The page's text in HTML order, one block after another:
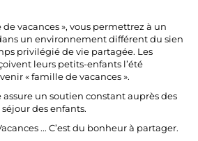
vacances », vous permettrez à un
un environnement différent du sien
privilégié de vie partagée. Les
leurs petits-enfants l’été
« famille de vacances ».
assure un soutien constant auprès des
des enfants.
... C’est du bonheur à partager.